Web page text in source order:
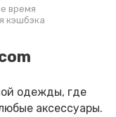
время
кэшбэка
одежды, где
аксессуары.